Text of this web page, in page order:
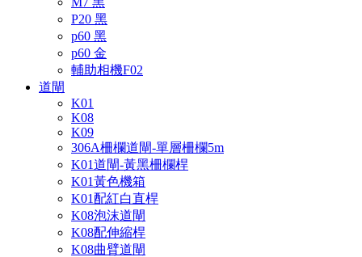
P20 黑
p60 黑
p60 金
輔助相機F02
道閘
K01
K08
K09
306A柵欄道閘-單層柵欄5m
K01道閘-黃黑柵欄桿
K01黃色機箱
K01配紅白直桿
K08泡沫道閘
K08配伸縮桿
K08曲臂道閘